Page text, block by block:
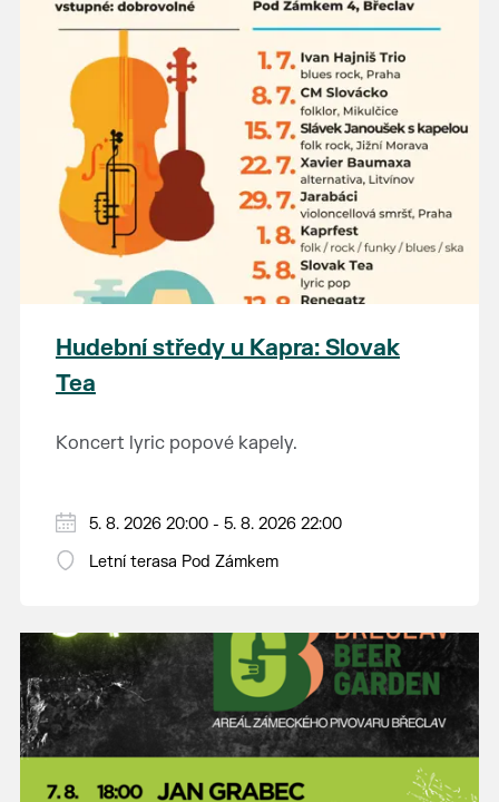
Hudební středy u Kapra: Slovak
Tea
Koncert lyric popové kapely.
5. 8. 2026 20:00 - 5. 8. 2026 22:00
Letní terasa Pod Zámkem